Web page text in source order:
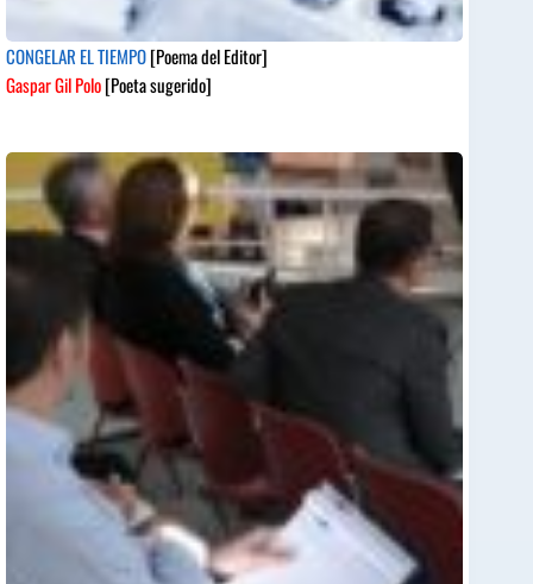
CONGELAR EL TIEMPO[Poema del Editor]
Gaspar Gil Polo[Poeta sugerido]